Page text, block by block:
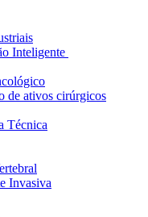
o catálogo de produtos
na tecnologia médica.
e apresente a sua
Inteligente
de ativos cirúrgicos
Técnica
Invasiva